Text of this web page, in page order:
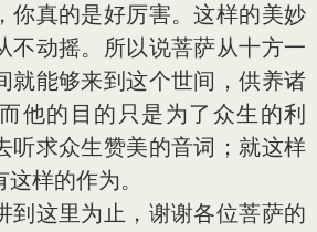
你真的是好厉害。这样的美妙
不动摇。所以说菩萨从十方一
就能够来到这个世间，供养诸
他的目的只是为了众生的利
听求众生赞美的音词；就这样
样的作为。
到这里为止，谢谢各位菩萨的